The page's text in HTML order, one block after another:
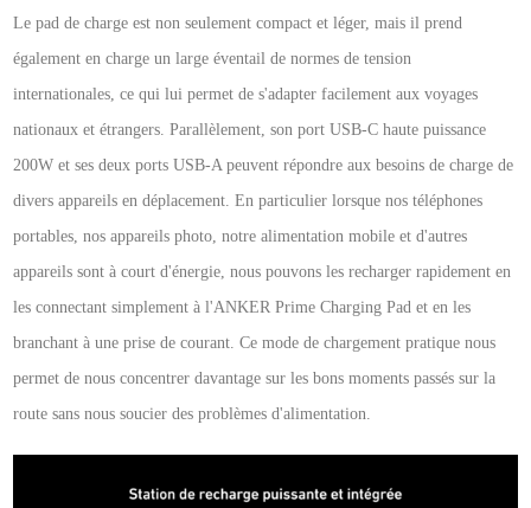
Le pad de charge est non seulement compact et léger, mais il prend
également en charge un large éventail de normes de tension
internationales, ce qui lui permet de s'adapter facilement aux voyages
nationaux et étrangers. Parallèlement, son port USB-C haute puissance
200W et ses deux ports USB-A peuvent répondre aux besoins de charge de
divers appareils en déplacement. En particulier lorsque nos téléphones
portables, nos appareils photo, notre alimentation mobile et d'autres
appareils sont à court d'énergie, nous pouvons les recharger rapidement en
les connectant simplement à l'ANKER Prime Charging Pad et en les
branchant à une prise de courant. Ce mode de chargement pratique nous
permet de nous concentrer davantage sur les bons moments passés sur la
route sans nous soucier des problèmes d'alimentation.